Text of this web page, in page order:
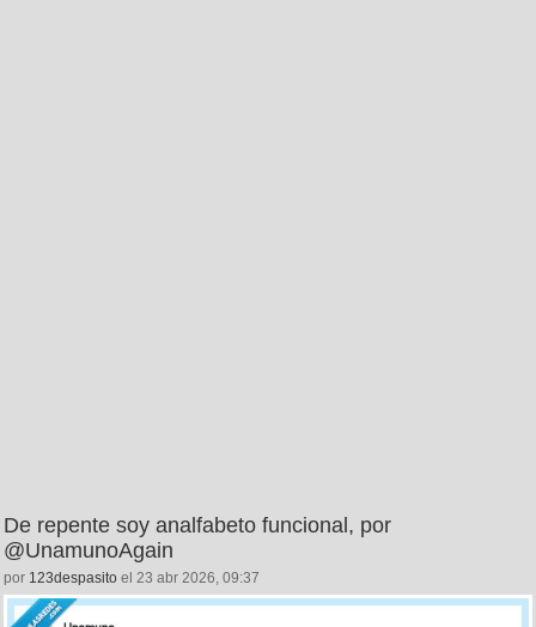
De repente soy analfabeto funcional, por
@UnamunoAgain
por 123despasito el 23 abr 2026, 09:37